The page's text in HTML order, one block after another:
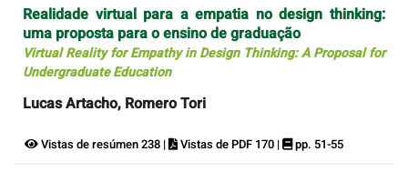
Realidade virtual para a empatia no design thinking:
uma proposta para o ensino de graduação
Virtual Reality for Empathy in Design Thinking: A Proposal for
Undergraduate Education
Lucas Artacho, Romero Tori
Vistas de resúmen 238 | Vistas de PDF 170 | pp. 51-55